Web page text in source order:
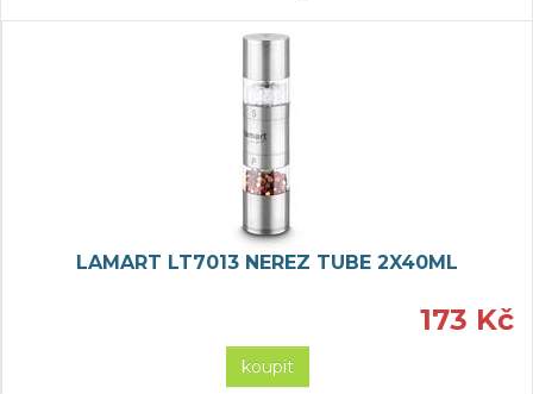
LAMART LT7013 NEREZ TUBE 2X40ML
173 Kč
koupit